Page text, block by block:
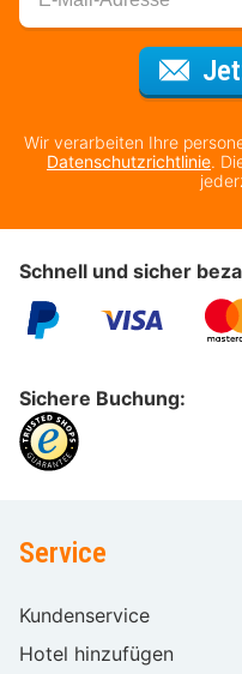
Wir verarbeiten Ihre
Datenschutzrichtlinie.
Schnell und sicher
Sichere Buchung:
Service
Kundenservice
Hotel hinzufügen